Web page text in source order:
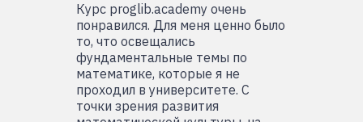
Курс proglib.academy очень
понравился. Для меня ценно было
то, что освещались
фундаментальные темы по
математике, которые я не
проходил в университете. С
точки зрения развития